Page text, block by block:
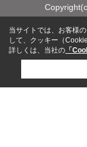
当サイトでは、お客様
して、クッキー（
詳しくは、当社の 「